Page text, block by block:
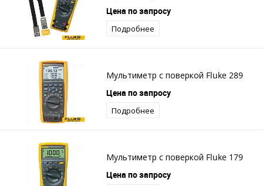
Цена по запросу
Подробнее
Мультиметр с поверкой Fluke 289
Цена по запросу
Подробнее
Мультиметр с поверкой Fluke 179
Цена по запросу